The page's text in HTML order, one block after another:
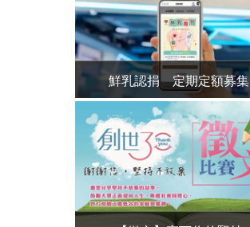
鮮乳認捐 定期定額募集